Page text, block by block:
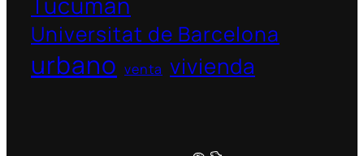
Universitat de Barcelona
urbano venta vivienda